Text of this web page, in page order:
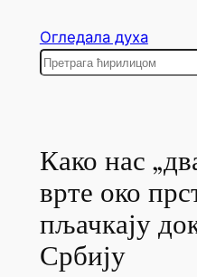
content
Огледала духа
Search
Како нас
врте око
пљачкају
Србију